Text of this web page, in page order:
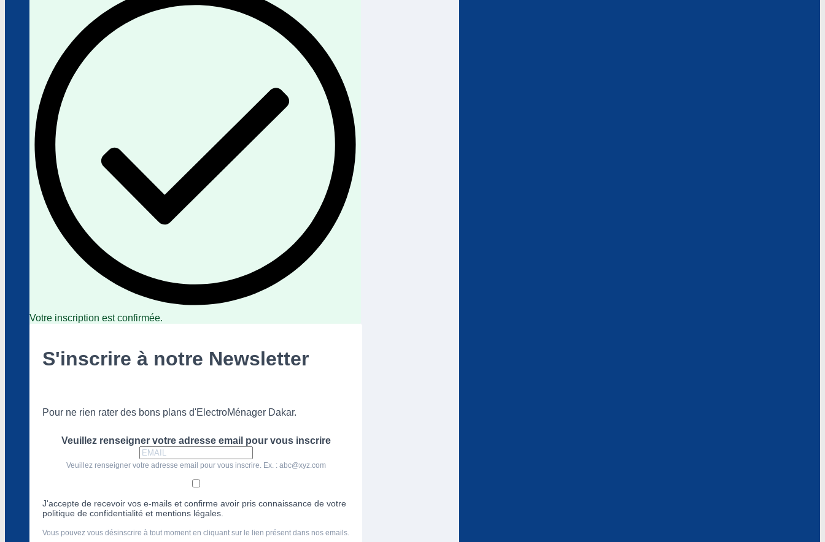
Votre inscription est confirmée.
S'inscrire à notre Newsletter
Pour ne rien rater des bons plans d'ElectroMénager Dakar.
Veuillez renseigner votre adresse email pour vous inscrire
Veuillez renseigner votre adresse email pour vous inscrire. Ex. : abc@xyz.com
J'accepte de recevoir vos e-mails et confirme avoir pris connaissance de votre
politique de confidentialité et mentions légales.
Vous pouvez vous désinscrire à tout moment en cliquant sur le lien présent dans nos emails.